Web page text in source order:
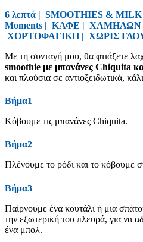
6 λεπτά | SMOOTHIES & MILK
Moments | ΚΑΦΕ | ΧΑΜΗΛΩΝ
ΧΟΡΤΟΦΑΓΙΚΗ| ΧΩΡΙΣ
Με τη συνταγή μου, θα φτιάξετε
smoothie με μπανάνες Chiquita
και πλούσια σε αντιοξειδωτικά,
Βήμα1
Κόβουμε τις μπανάνες Chiquita.
Βήμα2
Πλένουμε το ρόδι και το κόβουμε
Βήμα3
Παίρνουμε ένα κουτάλι ή μια
την εξωτερική του πλευρά, για να
ένα μπολ.